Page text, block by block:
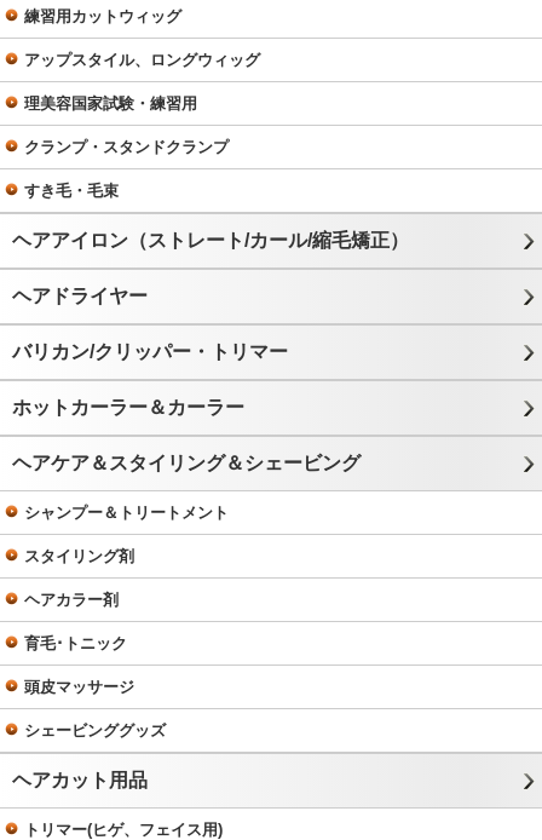
練習用カットウィッグ
アップスタイル、ロングウィッグ
理美容国家試験・練習用
クランプ・スタンドクランプ
すき毛・毛束
ヘアアイロン（ストレート/カール/縮毛矯正）
ヘアドライヤー
バリカン/クリッパー・トリマー
ホットカーラー＆カーラー
ヘアケア＆スタイリング＆シェービング
シャンプー＆トリートメント
スタイリング剤
ヘアカラー剤
育毛･トニック
頭皮マッサージ
シェービンググッズ
ヘアカット用品
トリマー(ヒゲ、フェイス用)